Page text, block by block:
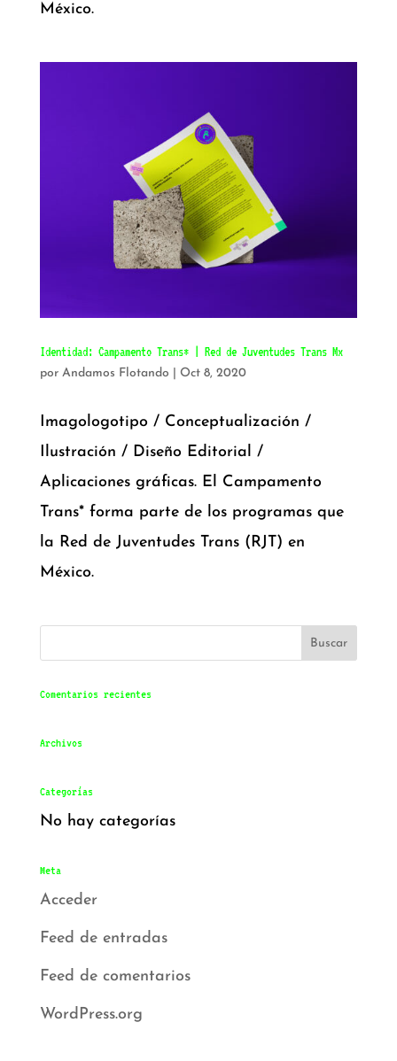
México.
Identidad: Campamento Trans* | Red de Juventudes Trans Mx
por Andamos Flotando Oct 8, 2020
Imagologotipo / Conceptualización /
Ilustración / Diseño Editorial /
Aplicaciones gráficas. El Campamento
Trans* forma parte de los programas que
la Red de Juventudes Trans (RJT) en
México.
Comentarios recientes
Archivos
Categorías
No hay categorías
Meta
Acceder
Feed de entradas
Feed de comentarios
WordPress.org